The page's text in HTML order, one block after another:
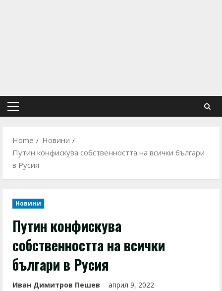
Primary
Home
Новини
Путин конфискува собственността на всички българи
в Русия
Новини
Путин конфискува
собственността на всички
българи в Русия
Иван Димитров Пешев април 9, 2022